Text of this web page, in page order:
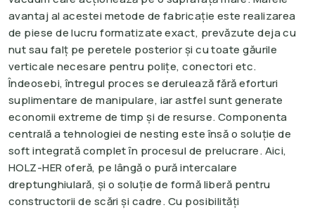
avantaj al acestei metode de fabricație este realizarea
de piese de lucru formatizate exact, prevăzute deja cu
nut sau falț pe peretele posterior și cu toate găurile
verticale necesare pentru polițe, conectori etc.
Îndeosebi, întregul proces se derulează fără eforturi
suplimentare de manipulare, iar astfel sunt generate
economii extreme de timp și de resurse. Componenta
centrală a tehnologiei de nesting este însă o soluție de
soft integrată complet în procesul de prelucrare. Aici,
HOLZ-HER oferă, pe lângă o pură intercalare
dreptunghiulară, și o soluție de formă liberă pentru
constructorii de scări și cadre. Cu posibilități